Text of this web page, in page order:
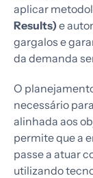
aplicar
Results)e
gargalos e
da demanda
O
necessário
alinhada aos
permite que a
passe a atuar
utilizando